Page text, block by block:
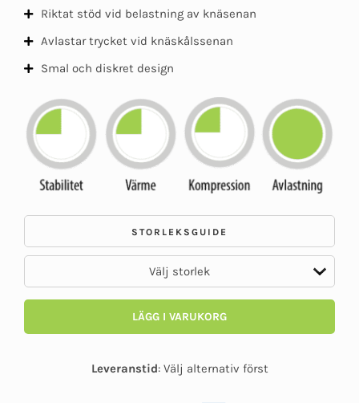
Riktat stöd vid belastning av knäsenan
Avlastar trycket vid knäskålssenan
Smal och diskret design
STORLEKSGUIDE
LÄGG I VARUKORG
Leveranstid: Välj alternativ först